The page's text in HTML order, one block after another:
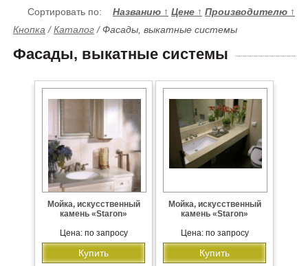
Сортировать по: Названию ↑ Цене ↑ Производителю ↑
Кнопка /Каталог / Фасады, выкатные системы
Фасады, выкатные системы
Мойка, искусственный
камень «Staron»
Цена: по запросу
Купить
Мойка, искусственный
камень «Staron»
Цена: по запросу
Купить